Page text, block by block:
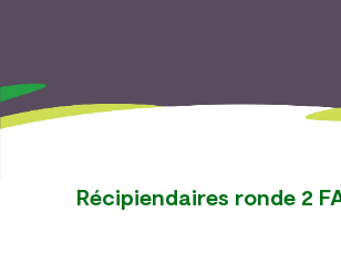
Récipiendaires ronde 2